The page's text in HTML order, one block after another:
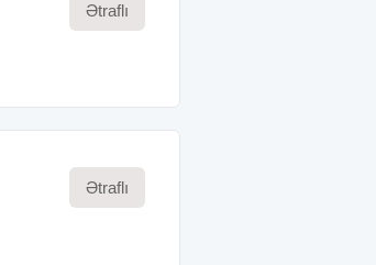
Ətraflı
Ətraflı